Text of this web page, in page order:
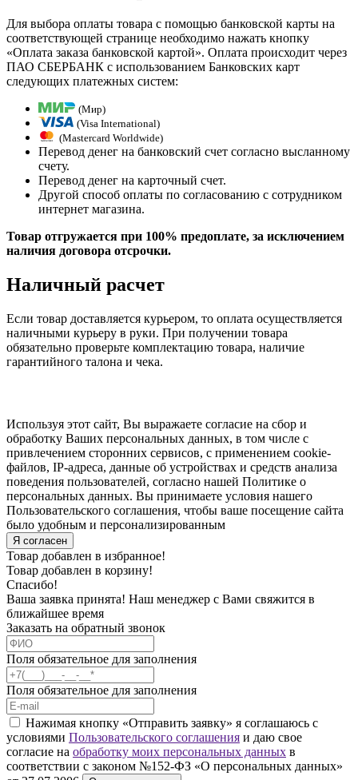
Для выбора оплаты товара с помощью банковской карты на
соответствующей странице необходимо нажать кнопку
«Оплата заказа банковской картой». Оплата происходит через
ПАО СБЕРБАНК с использованием Банковских карт
следующих платежных систем:
(Мир)
(Visa International)
(Mastercard Worldwide)
Перевод денег на банковский счет согласно высланному
счету.
Перевод денег на карточный счет.
Другой способ оплаты по согласованию с сотрудником
интернет магазина.
Товар отгружается при 100% предоплате, за исключением
наличия договора отсрочки.
Наличный расчет
Если товар доставляется курьером, то оплата осуществляется
наличными курьеру в руки. При получении товара
обязательно проверьте комплектацию товара, наличие
гарантийного талона и чека.
Используя этот сайт, Вы выражаете согласие на сбор и
обработку Ваших персональных данных, в том числе с
привлечением сторонних сервисов, с применением cookie-
файлов, IP-адреса, данные об устройствах и средств анализа
поведения пользователей, согласно нашей Политике о
персональных данных. Вы принимаете условия нашего
Пользовательского соглашения, чтобы ваше посещение сайта
было удобным и персонализированным
Я согласен
Товар добавлен в избранное!
Товар добавлен в корзину!
Спасибо!
Ваша заявка принята! Наш менеджер с Вами свяжится в
ближайшее время
Заказать на обратный звонок
Поля обязательное для заполнения
Поля обязательное для заполнения
Нажимая кнопку «Отправить заявку» я соглашаюсь с
условиями Пользовательского соглашения и даю свое
согласие на обработку моих персональных данных в
соответствии с законом №152-ФЗ «О персональных данных»